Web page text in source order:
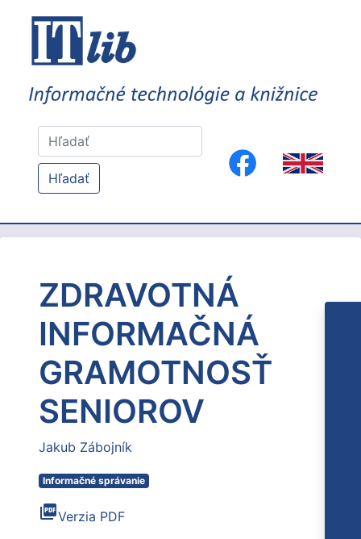
Hľadať
ZDRAVOTNÁ
INFORMAČNÁ
GRAMOTNOSŤ
SENIOROV
Jakub Zábojník
Informačné správanie
picture_as_pdfVerzia PDF